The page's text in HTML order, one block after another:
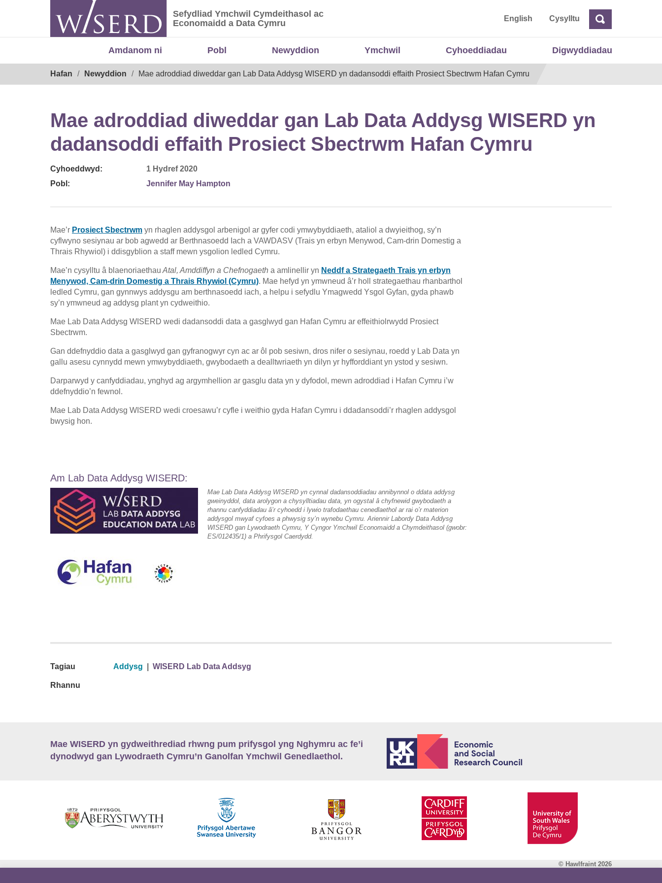
Sefydliad Ymchwil Cymdeithasol ac Economaidd a Data Cymru
Sefydliad Ymchwil Cymdeithasol ac
Economaidd a Data Cymru
English CysylltuChwilio
Amdanom ni Pobl Newyddion Ymchwil Cyhoeddiadau Digwyddiadau
Hafan Newyddion Mae adroddiad diweddar gan Lab Data Addysg WISERD yn dadansoddi effaith Prosiect Sbectrwm Hafan Cymru
Mae adroddiad diweddar gan Lab Data Addysg WISERD yn
dadansoddi effaith Prosiect Sbectrwm Hafan Cymru
Cyhoeddwyd:
1 Hydref 2020
Pobl:
Jennifer May Hampton
Mae’r Prosiect Sbectrwm yn rhaglen addysgol arbenigol ar gyfer codi ymwybyddiaeth, ataliol a dwyieithog, sy’n
cyflwyno sesiynau ar bob agwedd ar Berthnasoedd Iach a VAWDASV (Trais yn erbyn Menywod, Cam-drin Domestig a
Thrais Rhywiol) i ddisgyblion a staff mewn ysgolion ledled Cymru.
Mae’n cysylltu â blaenoriaethau Atal, Amddiffyn a Chefnogaeth a amlinellir yn Neddf a Strategaeth Trais yn erbyn
Menywod, Cam-drin Domestig a Thrais Rhywiol (Cymru). Mae hefyd yn ymwneud â’r holl strategaethau rhanbarthol
ledled Cymru, gan gynnwys addysgu am berthnasoedd iach, a helpu i sefydlu Ymagwedd Ysgol Gyfan, gyda phawb
sy’n ymwneud ag addysg plant yn cydweithio.
Mae Lab Data Addysg WISERD wedi dadansoddi data a gasglwyd gan Hafan Cymru ar effeithiolrwydd Prosiect
Sbectrwm.
Gan ddefnyddio data a gasglwyd gan gyfranogwyr cyn ac ar ôl pob sesiwn, dros nifer o sesiynau, roedd y Lab Data yn
gallu asesu cynnydd mewn ymwybyddiaeth, gwybodaeth a dealltwriaeth yn dilyn yr hyfforddiant yn ystod y sesiwn.
Darparwyd y canfyddiadau, ynghyd ag argymhellion ar gasglu data yn y dyfodol, mewn adroddiad i Hafan Cymru i’w
ddefnyddio’n fewnol.
Mae Lab Data Addysg WISERD wedi croesawu’r cyfle i weithio gyda Hafan Cymru i ddadansoddi’r rhaglen addysgol
bwysig hon.
Am Lab Data Addysg WISERD:
Mae Lab Data Addysg WISERD yn cynnal dadansoddiadau annibynnol o ddata addysg
gweinyddol, data arolygon a chysylltiadau data, yn ogystal â chyfnewid gwybodaeth a
rhannu canfyddiadau â’r cyhoedd i lywio trafodaethau cenedlaethol ar rai o’r materion
addysgol mwyaf cyfoes a phwysig sy’n wynebu Cymru. Ariennir Labordy Data Addysg
WISERD gan Lywodraeth Cymru, Y Cyngor Ymchwil Economaidd a Chymdeithasol (gwobr:
ES/012435/1) a Phrifysgol Caerdydd.
Tagiau Addysg WISERD Lab Data Addsyg
Rhannu
Mae WISERD yn gydweithrediad rhwng pum prifysgol yng Nghymru ac fe’i
dynodwyd gan Lywodraeth Cymru’n Ganolfan Ymchwil Genedlaethol.
© Hawlfraint 2026